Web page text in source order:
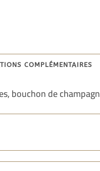
complémentaires
bouchon de